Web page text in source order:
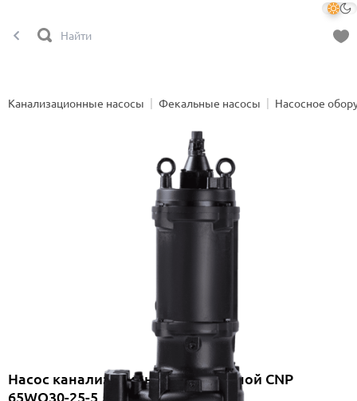
Канализационные насосы Фекальные насосы Насосное
Насос канализационный погружной CNP
65WQ30-25-5.5AC(I)